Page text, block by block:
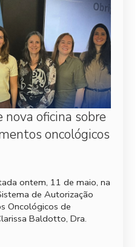
oficina sobre
oncológicos
ontem, 11 de maio, na
de Autorização
Oncológicos de
Baldotto, Dra.